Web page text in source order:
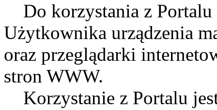
Do korzystania z Portalu
Użytkownika urządzenia
oraz przeglądarki
stron WWW.
Korzystanie z Portalu